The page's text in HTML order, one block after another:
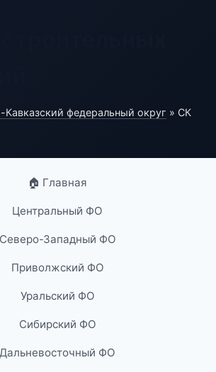
Кавказский федеральный округ » СК
🏠 Главная
Центральный ФО
Северо-Западный ФО
Приволжский ФО
Уральский ФО
Сибирский ФО
Дальневосточный ФО